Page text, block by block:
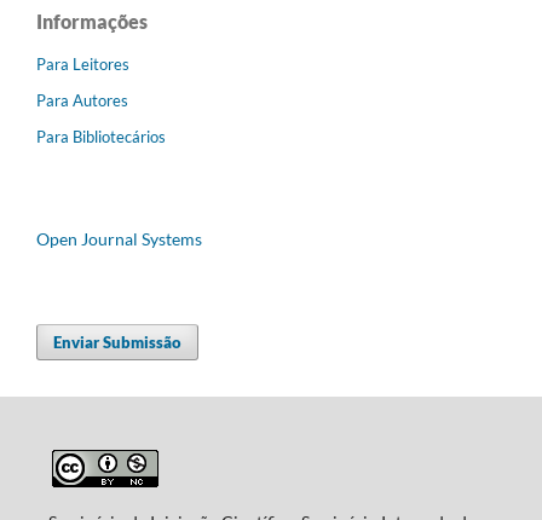
Informações
Para Leitores
Para Autores
Para Bibliotecários
Open Journal Systems
Enviar Submissão